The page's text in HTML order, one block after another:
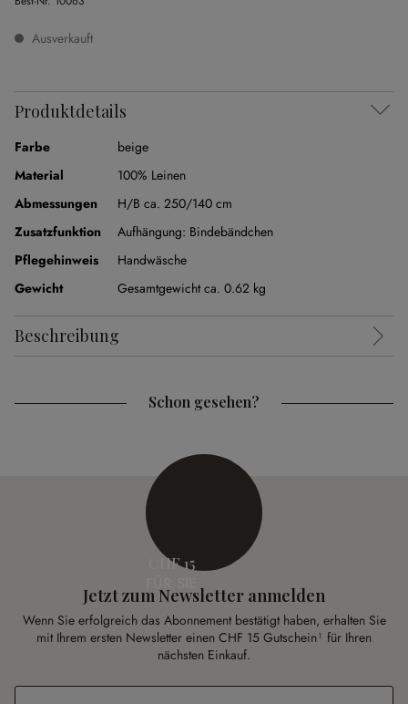
Ausverkauft
Produktdetails
Farbe
beige
Material
100% Leinen
Abmessungen
H/B ca. 250/140 cm
Zusatzfunktion
Aufhängung: Bindebändchen
Pflegehinweis
Handwäsche
Gewicht
Gesamtgewicht ca. 0.62 kg
Beschreibung
Schon gesehen?
CHF 15
Jetzt zum Newsletter anmelden
Wenn Sie erfolgreich das Abonnement bestätigt haben, erhalten Sie
mit Ihrem ersten Newsletter einen CHF 15 Gutschein¹ für Ihren
nächsten Einkauf.
E-Mail-Adresse